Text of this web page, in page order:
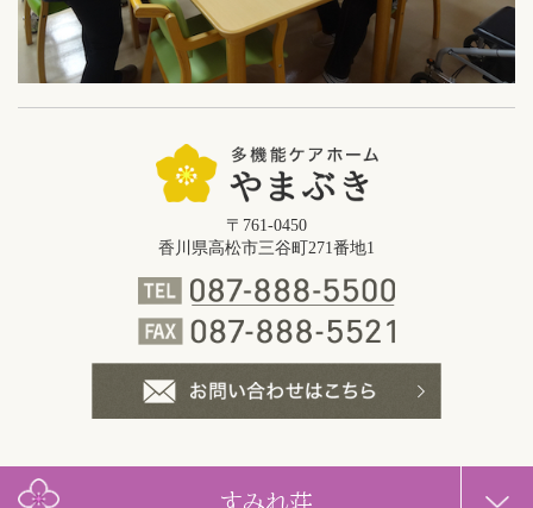
〒761-0450
香川県高松市三谷町271番地1
すみれ荘